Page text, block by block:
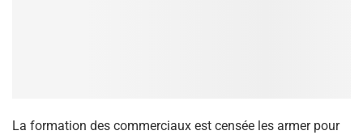
La formation des commerciaux est censée les armer pour